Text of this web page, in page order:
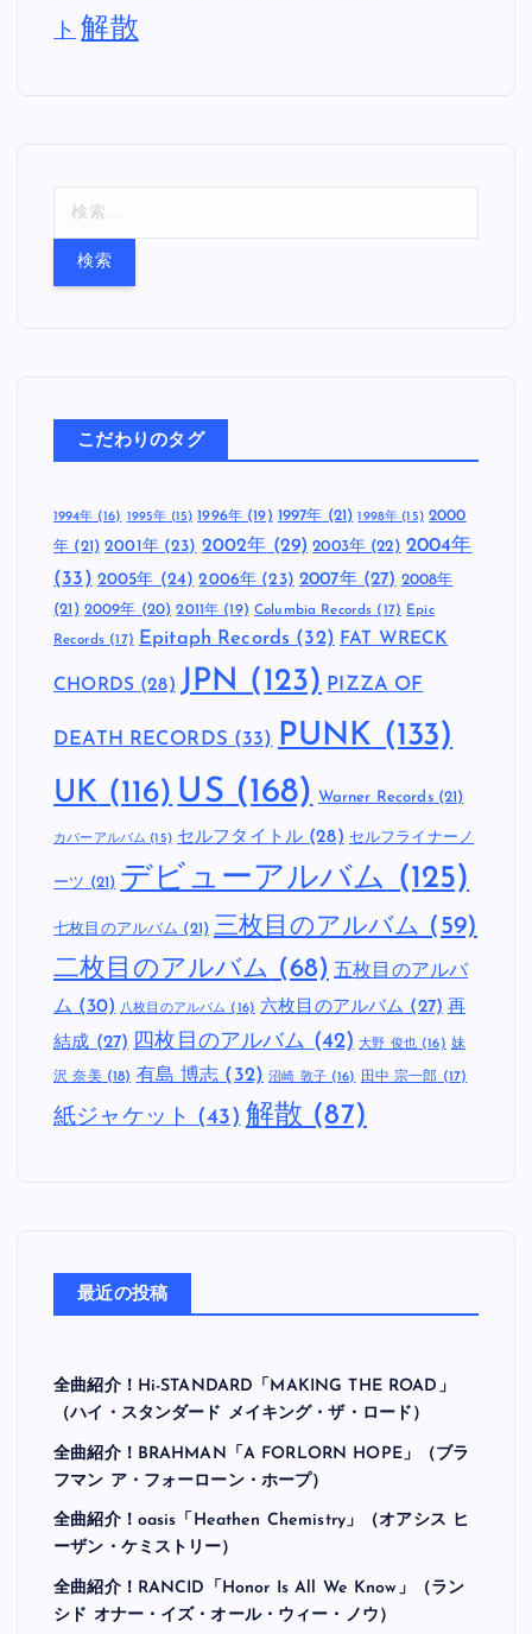
ト 解散
こだわりのタグ
1994年(16) 1995年 (15) 1996年(19) 1997年 (21) 1998年 (15) 2000
年 (21) 2001年(23) 2002年 (29) 2003年 (22) 2004年
(33) 2005年 (24) 2006年 (23) 2007年(27) 2008年
(21) 2009年 (20) 2011年 (19) Columbia Records (17) Epic
Records (17) Epitaph Records (32) FAT WRECK
CHORDS (28) JPN (123) PIZZA OF
DEATH RECORDS (33) PUNK (133)
UK (116) US (168) Warner Records(21)
カバーアルバム (15) セルフタイトル(28) セルフライナーノ
ーツ (21) デビューアルバム (125)
七枚目のアルバム (21) 三枚目のアルバム (59)
二枚目のアルバム (68) 五枚目のアルバ
ム (30) 八枚目のアルバム (16) 六枚目のアルバム (27) 再
結成 (27) 四枚目のアルバム (42) 大野 俊也(16) 妹
沢 奈美(18) 有島 博志 (32) 沼崎 敦子(16) 田中 宗一郎 (17)
紙ジャケット (43) 解散 (87)
最近の投稿
全曲紹介！Hi-STANDARD「MAKING THE ROAD」
（ハイ・スタンダード メイキング・ザ・ロード）
全曲紹介！BRAHMAN「A FORLORN HOPE」（ブラ
フマン ア・フォーローン・ホープ）
全曲紹介！oasis「Heathen Chemistry」（オアシス ヒ
ーザン・ケミストリー）
全曲紹介！RANCID「Honor Is All We Know」（ラン
シド オナー・イズ・オール・ウィー・ノウ）